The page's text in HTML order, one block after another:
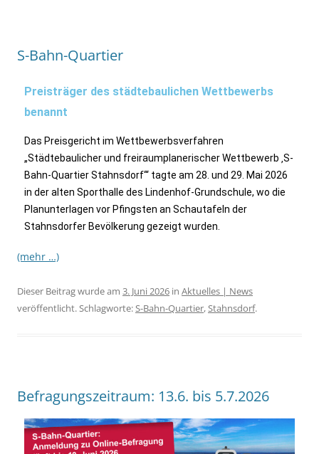
S-Bahn-Quartier
Preisträger des städtebaulichen Wettbewerbs
benannt
Das Preisgericht im Wettbewerbsverfahren
„Städtebaulicher und freiraumplanerischer Wettbewerb ‚S-
Bahn-Quartier Stahnsdorf‘“ tagte am 28. und 29. Mai 2026
in der alten Sporthalle des Lindenhof-Grundschule, wo die
Planunterlagen vor Pfingsten an Schautafeln der
Stahnsdorfer Bevölkerung gezeigt wurden.
(mehr …)
Dieser Beitrag wurde am 3. Juni 2026 in Aktuelles | News
veröffentlicht. Schlagworte:S-Bahn-Quartier,Stahnsdorf.
Befragungszeitraum: 13.6. bis 5.7.2026